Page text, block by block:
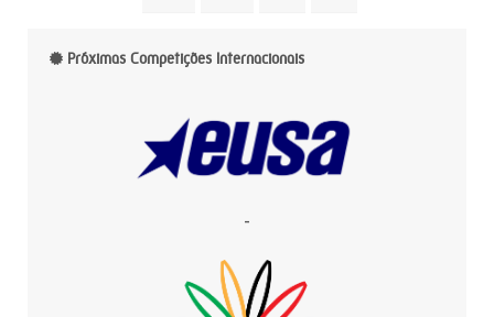
Próximas Competições Internacionais
-